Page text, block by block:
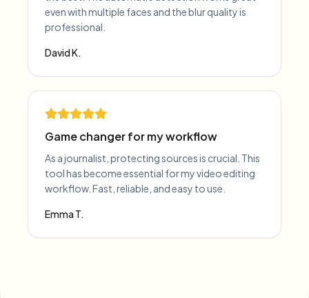
even with multiple faces and the blur quality is
professional.
David K.
Game changer for my workflow
As a journalist, protecting sources is crucial. This
tool has become essential for my video editing
workflow. Fast, reliable, and easy to use.
Emma T.